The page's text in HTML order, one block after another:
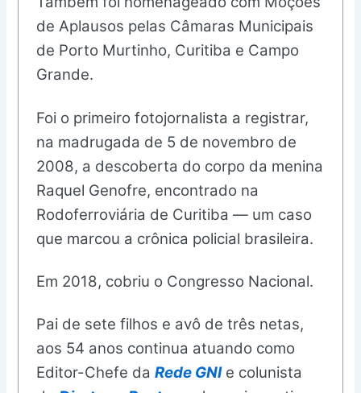
de Aplausos pelas Câmaras Municipais
de Porto Murtinho, Curitiba e Campo
Grande.
Foi o primeiro fotojornalista a registrar,
na madrugada de 5 de novembro de
2008, a descoberta do corpo da menina
Raquel Genofre, encontrado na
Rodoferroviária de Curitiba — um caso
que marcou a crônica policial brasileira.
Em 2018, cobriu o Congresso Nacional.
Pai de sete filhos e avô de três netas,
aos 54 anos continua atuando como
Editor-Chefe daRede GNIe colunista